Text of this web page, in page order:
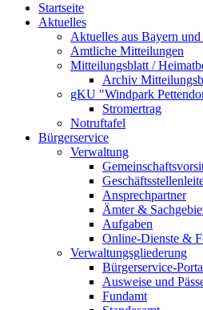
Startseite
Aktuelles
Aktuelles aus Bayern
Amtliche Mitteilungen
Mitteilungsblatt /
Archiv
gKU "Windpark
Stromertrag
Notruftafel
Bürgerservice
Verwaltung
Ansprechpartner
Ämter &
Aufgaben
Online-Dienste &
Verwaltungsgliederung
Bürgerservice-
Ausweise und
Fundamt